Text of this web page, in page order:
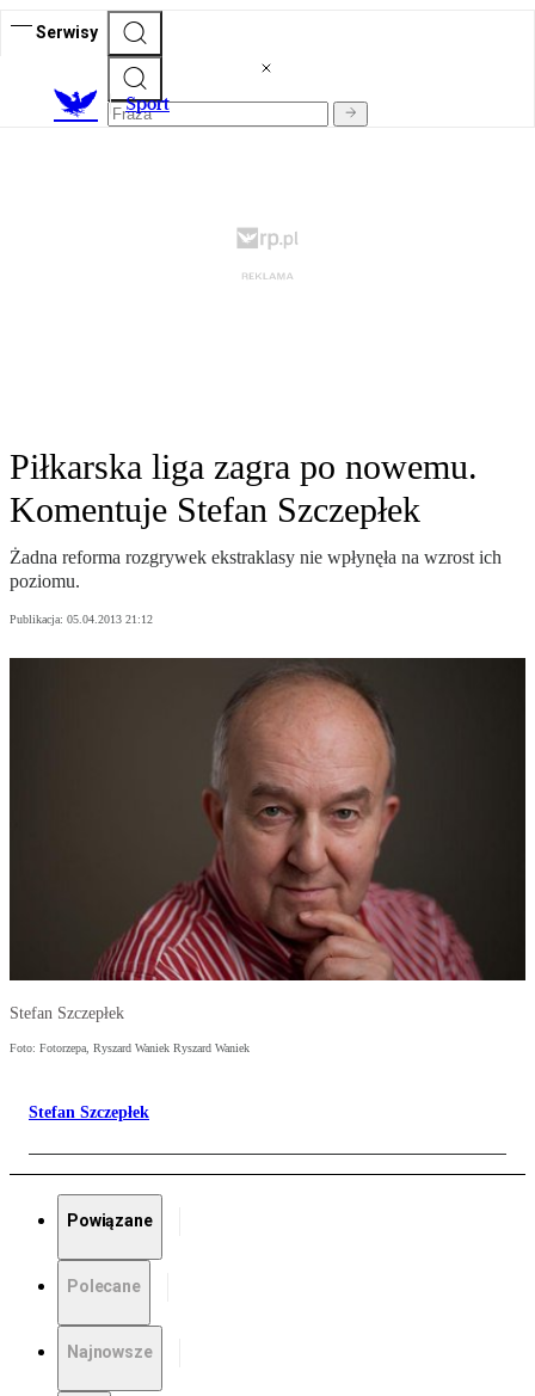
Serwisy
Sport
Piłkarska liga zagra po nowemu.
Komentuje Stefan Szczepłek
Żadna reforma rozgrywek ekstraklasy nie wpłynęła na wzrost ich
poziomu.
Publikacja: 05.04.2013 21:12
Stefan Szczepłek
Foto: Fotorzepa, Ryszard Waniek Ryszard Waniek
Stefan Szczepłek
Powiązane
Polecane
Najnowsze